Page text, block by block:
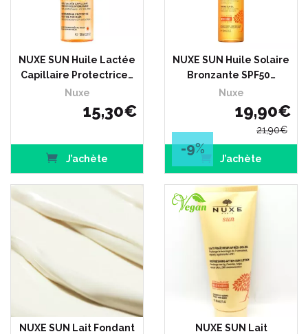
NUXE SUN Huile Lactée
Capillaire Protectrice…
Nuxe
15,30€
J’achète
NUXE SUN Huile Solaire
Bronzante SPF50…
Nuxe
19,90€
21,90€
-9%
J’achète
NUXE SUN Lait Fondant
NUXE SUN Lait